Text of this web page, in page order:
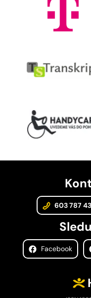
603 787
Facebook